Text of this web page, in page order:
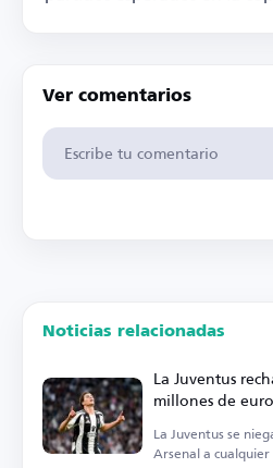
Ver comentarios
Noticias relacionadas
La Juventus
millones de
La Juventus se
Arsenal a